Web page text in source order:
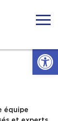
Ouvrir
équipe